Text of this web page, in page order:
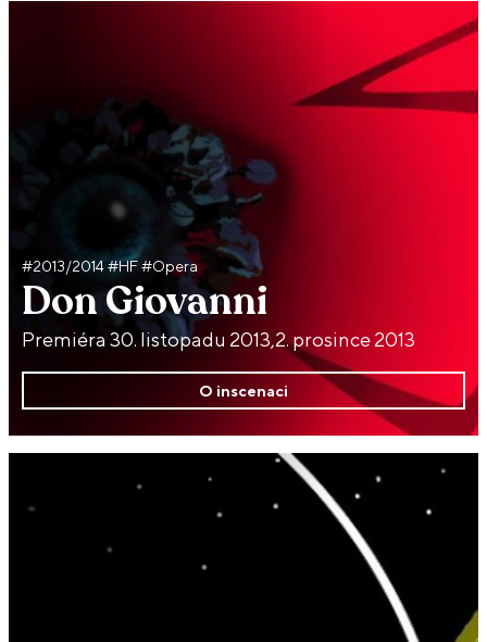
#2013/2014 #HF #Opera
Don Giovanni
Premiéra 30. listopadu 2013,2. prosince 2013
O inscenaci